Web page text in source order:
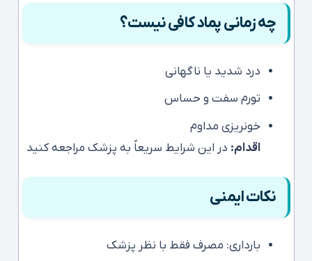
چه زمانی پماد کافی نیست؟
درد شدید یا ناگهانی
تورم سفت و حساس
خونریزی مداوم
اقدام: در این شرایط سریعاً به پزشک مراجعه کنید
نکات ایمنی
بارداری: مصرف فقط با نظر پزشک